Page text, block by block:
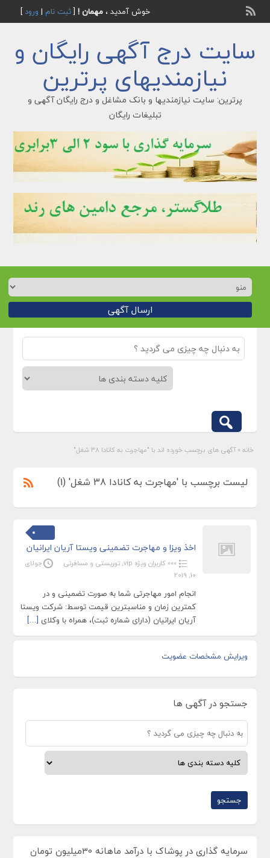
خوش آمدید ، مهمان ![ثبت نام | ورود]
سایت درج آگهی رایگان و
نیازمندیهای پرترین
پرترین: سایت نیازمندیها و بانک مشاغل و درج رایگان آگهی و
تبلیغات رایگان
ارسال آگهی
خانه » آگهی های برچسب خورده اند با "مهاجرت به کانادا 38 شغل"
لیست برچسب با 'مهاجرت به کانادا 38 شغل' (1)
اخذ ویزا و مهاجرت تضمینی ویستا آریان ایرانیان
»»» کاربران ویژه vip , توریستی و مسافرتی
جولای
10, 2019
انجام امور مهاجرتی شما به صورت تضمینی و در
کمترین زمان و مناسبترین قیمت توسط: شرکت ویستا
آریان ایرانیان (دارای شماره ثبت)، همراه با وکلای […]
ویرایش مشخصات عضویت
جستجو در آگهی ها
سرمایه گذاری در پوشاک با درآمد ماهانه 30میلیون تومان